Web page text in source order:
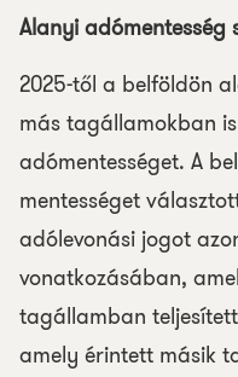
Alanyi
2025-től a belföldön
más tagállamokban
adómentességet. A
mentességet
adólevonási jogot
vonatkozásában,
tagállamban
amely érintett másik